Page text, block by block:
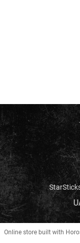
Online store built with